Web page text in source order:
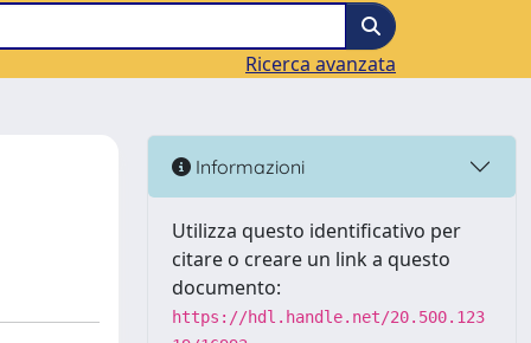
Ricerca avanzata
Informazioni
Utilizza questo identificativo per
citare o creare un link a questo
documento:
https://hdl.handle.net/20.500.123